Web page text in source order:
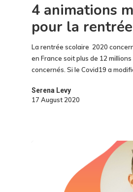
4 animations
pour la
La rentrée scolaire 2020
en France soit plus de 12 millions
concernés. Si le Covid19 a
Serena Levy
17 August 2020